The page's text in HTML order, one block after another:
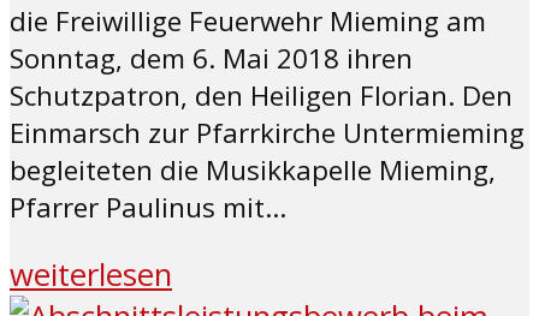
die Freiwillige Feuerwehr Mieming am
Sonntag, dem 6. Mai 2018 ihren
Schutzpatron, den Heiligen Florian. Den
Einmarsch zur Pfarrkirche Untermieming
begleiteten die Musikkapelle Mieming,
Pfarrer Paulinus mit...
weiterlesen